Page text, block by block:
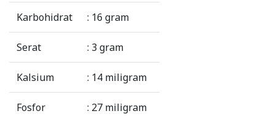
Karbohidrat : 16 gram
Serat : 3 gram
Kalsium : 14 miligram
Fosfor : 27 miligram